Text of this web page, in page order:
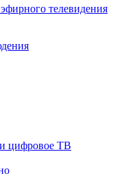
телевидения